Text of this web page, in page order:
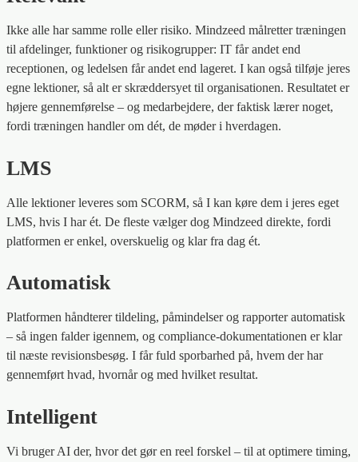
Ikke alle har samme rolle eller risiko. Mindzeed målretter træningen
til afdelinger, funktioner og risikogrupper: IT får andet end
receptionen, og ledelsen får andet end lageret. I kan også tilføje jeres
egne lektioner, så alt er skræddersyet til organisationen. Resultatet er
højere gennemførelse – og medarbejdere, der faktisk lærer noget,
fordi træningen handler om dét, de møder i hverdagen.
LMS
Alle lektioner leveres som SCORM, så I kan køre dem i jeres eget
LMS, hvis I har ét. De fleste vælger dog Mindzeed direkte, fordi
platformen er enkel, overskuelig og klar fra dag ét.
Automatisk
Platformen håndterer tildeling, påmindelser og rapporter automatisk
– så ingen falder igennem, og compliance-dokumentationen er klar
til næste revisionsbesøg. I får fuld sporbarhed på, hvem der har
gennemført hvad, hvornår og med hvilket resultat.
Intelligent
Vi bruger AI der, hvor det gør en reel forskel – til at optimere timing,